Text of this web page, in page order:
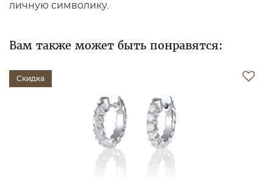
личную символику.
Вам также может быть понравятся:
Скидка